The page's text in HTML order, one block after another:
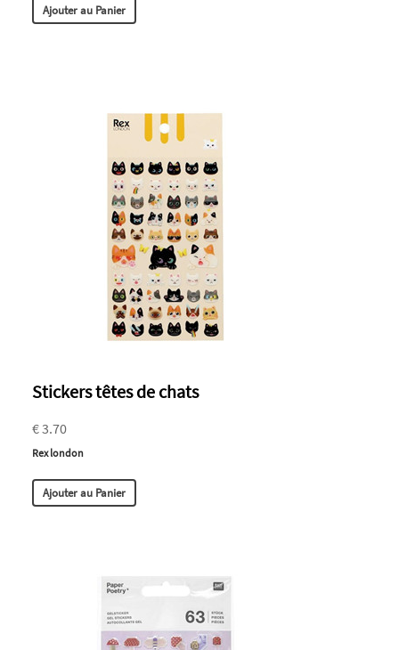
Ajouter au Panier
Stickers têtes de chats
€ 3.70
Rex london
Ajouter au Panier